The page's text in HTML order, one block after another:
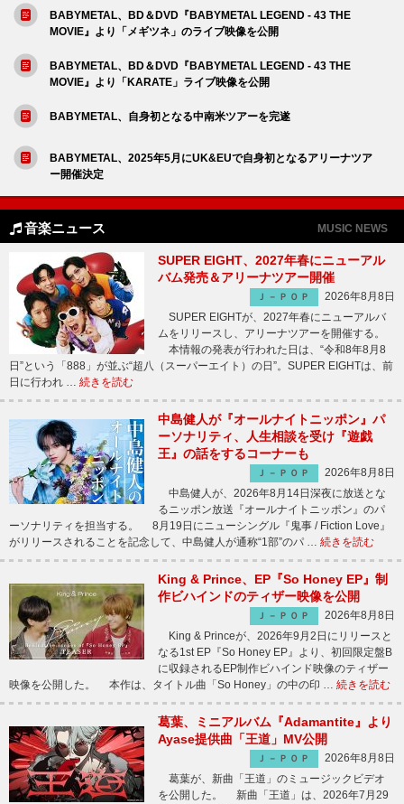
BABYMETAL、BD＆DVD『BABYMETAL LEGEND - 43 THE
MOVIE』より「メギツネ」のライブ映像を公開
BABYMETAL、BD＆DVD『BABYMETAL LEGEND - 43 THE
MOVIE』より「KARATE」ライブ映像を公開
BABYMETAL、自身初となる中南米ツアーを完遂
BABYMETAL、2025年5月にUK&EUで自身初となるアリーナツア
ー開催決定
音楽ニュース MUSIC NEWS
SUPER EIGHT、2027年春にニューアル
バム発売＆アリーナツアー開催
Ｊ－ＰＯＰ
2026年8月8日
SUPER EIGHTが、2027年春にニューアルバ
ムをリリースし、アリーナツアーを開催する。
本情報の発表が行われた日は、“令和8年8月8
日”という「888」が並ぶ“超八（スーパーエイト）の日”。SUPER EIGHTは、前
日に行われ … 続きを読む
中島健人が『オールナイトニッポン』パ
ーソナリティ、人生相談を受け『遊戯
王』の話をするコーナーも
Ｊ－ＰＯＰ
2026年8月8日
中島健人が、2026年8月14日深夜に放送とな
るニッポン放送『オールナイトニッポン』のパ
ーソナリティを担当する。 8月19日にニューシングル『鬼事 / Fiction Love』
がリリースされることを記念して、中島健人が通称“1部”のパ … 続きを読む
King & Prince、EP『So Honey EP』制
作ビハインドのティザー映像を公開
Ｊ－ＰＯＰ
2026年8月8日
King & Princeが、2026年9月2日にリリースと
なる1st EP『So Honey EP』より、初回限定盤B
に収録されるEP制作ビハインド映像のティザー
映像を公開した。 本作は、タイトル曲「So Honey」の中の印 … 続きを読む
葛葉、ミニアルバム『Adamantite』より
Ayase提供曲「王道」MV公開
Ｊ－ＰＯＰ
2026年8月8日
葛葉が、新曲「王道」のミュージックビデオ
を公開した。 新曲「王道」は、2026年7月29